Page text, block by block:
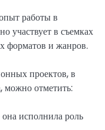
работы в
участвует в съемках
форматов и жанров.
проектов, в
можно отметить:
она исполнила роль